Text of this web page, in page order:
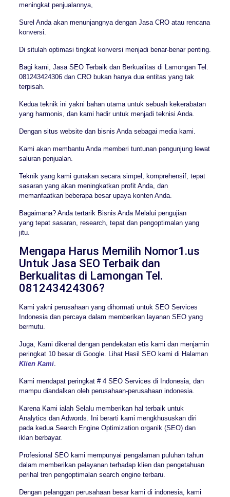
meningkat penjualannya,
Surel Anda akan menunjangnya dengan Jasa CRO atau rencana
konversi.
Di situlah optimasi tingkat konversi menjadi benar-benar penting.
Bagi kami, Jasa SEO Terbaik dan Berkualitas di Lamongan Tel.
081243424306 dan CRO bukan hanya dua entitas yang tak
terpisah.
Kedua teknik ini yakni bahan utama untuk sebuah kekerabatan
yang harmonis, dan kami hadir untuk menjadi teknisi Anda.
Dengan situs website dan bisnis Anda sebagai media kami.
Kami akan membantu Anda memberi tuntunan pengunjung lewat
saluran penjualan.
Teknik yang kami gunakan secara simpel, komprehensif, tepat
sasaran yang akan meningkatkan profit Anda, dan
memanfaatkan beberapa besar upaya konten Anda.
Bagaimana? Anda tertarik Bisnis Anda Melalui pengujian
yang tepat sasaran, research, tepat dan pengoptimalan yang
jitu.
Mengapa Harus Memilih Nomor1.us
Untuk Jasa SEO Terbaik dan
Berkualitas di Lamongan Tel.
081243424306?
Kami yakni perusahaan yang dihormati untuk SEO Services
Indonesia dan percaya dalam memberikan layanan SEO yang
bermutu.
Juga, Kami dikenal dengan pendekatan etis kami dan menjamin
peringkat 10 besar di Google. Lihat Hasil SEO kami di Halaman
Klien Kami.
Kami mendapat peringkat # 4 SEO Services di Indonesia, dan
mampu diandalkan oleh perusahaan-perusahaan indonesia.
Karena Kami ialah Selalu memberikan hal terbaik untuk
Analytics dan Adwords. Ini berarti kami mengkhususkan diri
pada kedua Search Engine Optimization organik (SEO) dan
iklan berbayar.
Profesional SEO kami mempunyai pengalaman puluhan tahun
dalam memberikan pelayanan terhadap klien dan pengetahuan
perihal tren pengoptimalan search engine terbaru.
Dengan pelanggan perusahaan besar kami di indonesia, kami